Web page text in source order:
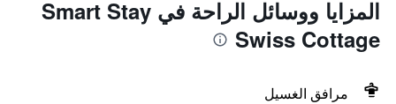
المزايا ووسائل الراحة في Smart Stay
Swiss Cottage
مرافق الغسيل